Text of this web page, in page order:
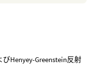
Henyey-Greenstein反射